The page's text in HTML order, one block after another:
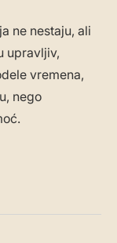
ne nestaju, ali
upravljiv,
vremena,
nego